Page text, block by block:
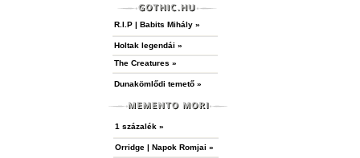
R.I.P | Babits Mihály »
Holtak legendái »
The Creatures »
Dunakömlődi temető »
1 százalék »
Orridge | Napok Romjai »